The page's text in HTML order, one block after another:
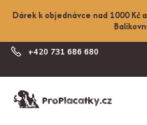
Dárek k objednávce nad 1000 Kč
+420 731 686 680